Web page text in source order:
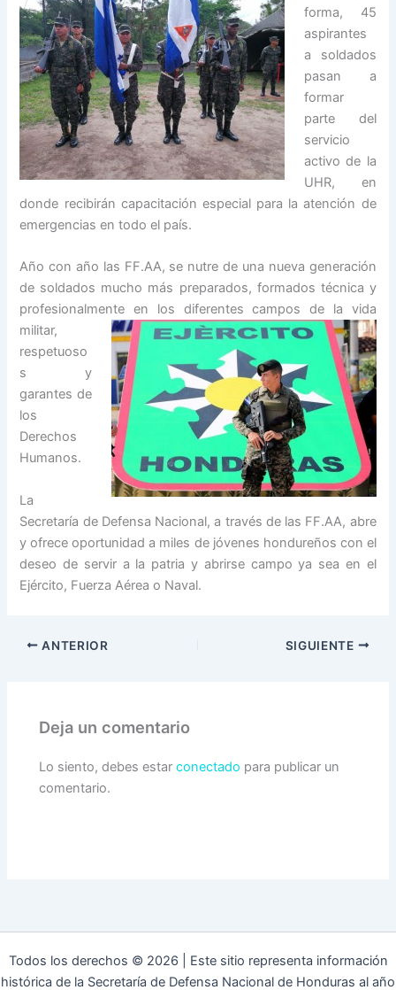
forma, 45
aspirantes
a soldados
pasan a
formar
parte del
servicio
activo de la
UHR, en
donde recibirán capacitación especial para la atención de
emergencias en todo el país.
Año con año las FF.AA, se nutre de una nueva generación
de soldados mucho más preparados, formados técnica y
profesionalmente en los diferentes campos de la vida
militar,
respetuoso
s y
garantes de
los
Derechos
Humanos.
La
Secretaría de Defensa Nacional, a través de las FF.AA, abre
y ofrece oportunidad a miles de jóvenes hondureños con el
deseo de servir a la patria y abrirse campo ya sea en el
Ejército, Fuerza Aérea o Naval.
ANTERIOR SIGUIENTE
Deja un comentario
Lo siento, debes estarconectado para publicar un
comentario.
Todos los derechos © 2026 | Este sitio representa información
histórica de la Secretaría de Defensa Nacional de Honduras al año